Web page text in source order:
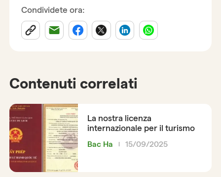
Condividete ora:
Contenuti correlati
La nostra licenza
internazionale per il turismo
Bac Ha 15/09/2025